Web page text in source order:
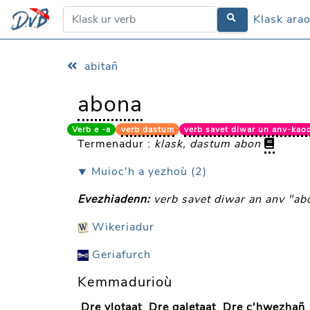
Klask
Klask
abitañ
abona
Verb e -a verb dastum verb savet diwar un anv-
Termenadur : klask, dastum abon
⯆ Muioc'h a yezhoù (2)
Evezhiadenn:verb savet diwar an anv
Wikeriadur
Geriafurch
Kemmadurioù